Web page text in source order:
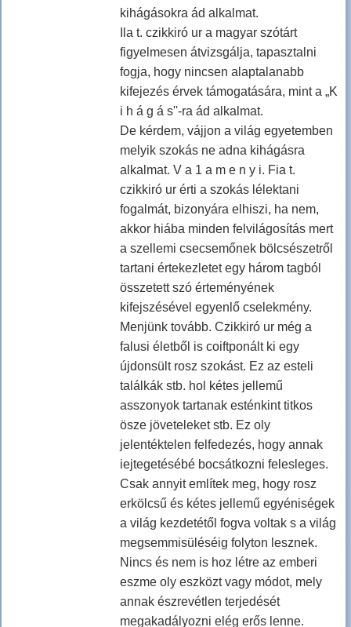
kihágásokra ád alkalmat.
Ila t. czikkiró ur a magyar szótárt
figyelmesen átvizsgálja, tapasztalni
fogja, hogy nincsen alaptalanabb
kifejezés érvek támogatására, mint a „K
i h á g á s''-ra ád alkalmat.
De kérdem, vájjon a világ egyetemben
melyik szokás ne adna kihágásra
alkalmat. V a 1 a m e n y i. Fia t.
czikkiró ur érti a szokás lélektani
fogalmát, bizonyára elhiszi, ha nem,
akkor hiába minden felvilágosítás mert
a szellemi csecsemőnek bölcsészetről
tartani értekezletet egy három tagból
összetett szó érteményének
kifejszésével egyenlő cselekmény.
Menjünk tovább. Czikkiró ur még a
falusi életből is coiftponált ki egy
újdonsült rosz szokást. Ez az esteli
találkák stb. hol kétes jellemű
asszonyok tartanak esténkint titkos
ösze jöveteleket stb. Ez oly
jelentéktelen felfedezés, hogy annak
iejtegetésébé bocsátkozni felesleges.
Csak annyit említek meg, hogy rosz
erkölcsű és kétes jellemű egyéniségek
a világ kezdetétől fogva voltak s a világ
megsemmisüléséig folyton lesznek.
Nincs és nem is hoz létre az emberi
eszme oly eszközt vagy módot, mely
annak észrevétlen terjedését
megakadályozni elég erős lenne.